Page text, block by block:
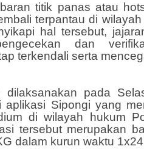
titik panas atau
terpantau di
hal tersebut,
dan
terkendali serta
dilaksanakan pada
aplikasi Sipongi yang
di wilayah hukum
tersebut merupakan
dalam kurun waktu